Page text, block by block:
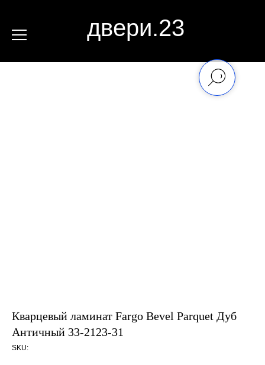
двери.23
Кварцевый ламинат Fargo Bevel Parquet Дуб
Античный 33-2123-31
SKU: